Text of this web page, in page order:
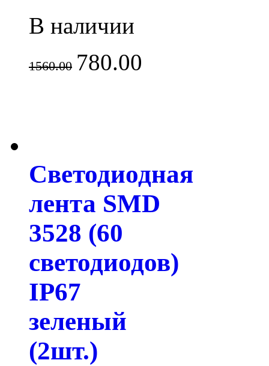
В наличии
1560.00 780.00
Светодиодная
лента SMD
3528 (60
светодиодов)
IP67
зеленый
(2шт.)